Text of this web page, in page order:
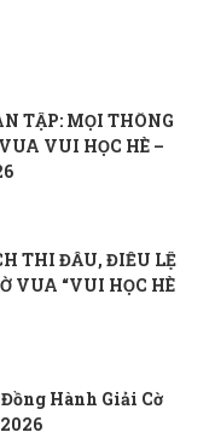
TẬP: MỌI THÔNG
VUI HỌC HÈ –
THI ĐẤU, ĐIỀU LỆ
VUA “VUI HỌC HÈ
Hành Giải Cờ